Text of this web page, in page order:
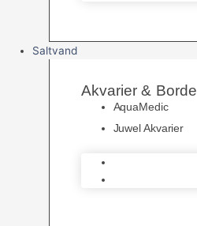
Saltvand
Akvarier & Borde
AquaMedic
Juwel Akvarier